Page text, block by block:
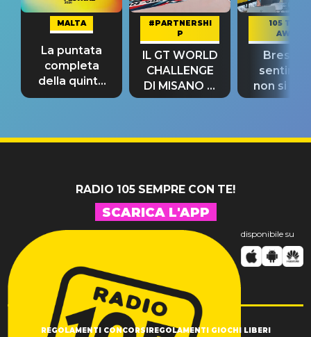
MALTA
La puntata
completa
della quinta
tappa
#PARTNERSHI
P
IL GT WORLD
CHALLENGE
DI MISANO si
riconferma
105 TAKE
AWAY
Bresh:
non si
fino alla
RADIO 105 SEMPRE CON TE!
SCARICA L'APP
disponibile su
REGOLAMENTI CONCORSIREGOLAMENTI GIOCHI LIBERI